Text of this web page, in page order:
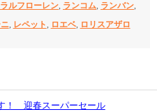
ラルフローレン, ランコム, ランバン,
, レペット, ロエベ, ロリスアザロ
！ 迎春スーパーセール